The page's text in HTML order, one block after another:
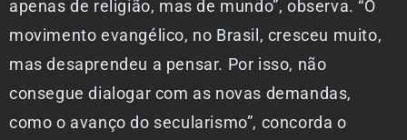
apenas de religião, mas de mundo”, observa. “O
movimento evangélico, no Brasil, cresceu muito,
mas desaprendeu a pensar. Por isso, não
consegue dialogar com as novas demandas,
como o avanço do secularismo”, concorda o